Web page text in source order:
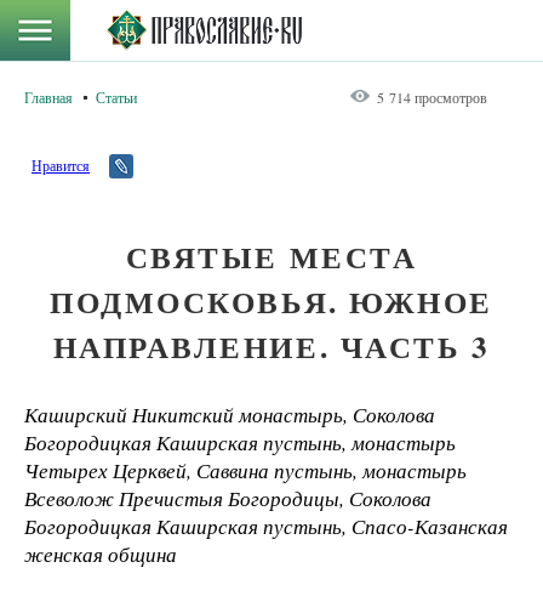
Главная Статьи 5 714 просмотров
Нравится
СВЯТЫЕ МЕСТА
ПОДМОСКОВЬЯ. ЮЖНОЕ
НАПРАВЛЕНИЕ. ЧАСТЬ 3
Каширский Никитский монастырь, Соколова
Богородицкая Каширская пустынь, монастырь
Четырех Церквей, Саввина пустынь, монастырь
Всеволож Пречистыя Богородицы, Соколова
Богородицкая Каширская пустынь, Спасо-Казанская
женская община